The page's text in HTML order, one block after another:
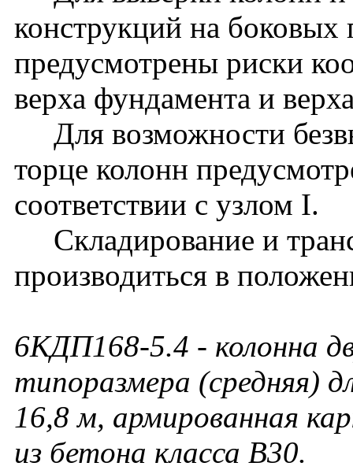
конструкций на боковых
предусмотрены риски
верха фундамента и
Для возможности
торце колонн
соответствии с узлом I.
Складирование и
производиться в
6КДП168-5.4 - колонна
типоразмера (средняя)
16,8 м, армированная
из бетона класса В30.